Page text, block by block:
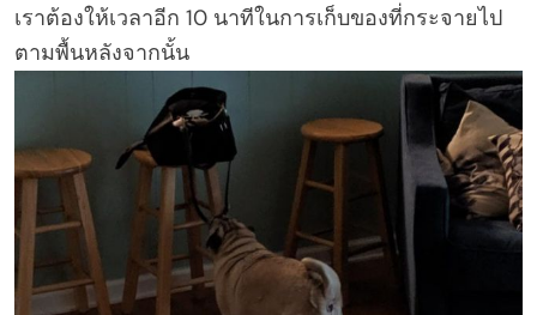
เราต้องให้เวลาอีก 10 นาทีในการเก็บของที่กระจายไป
ตามพื้นหลังจากนั้น